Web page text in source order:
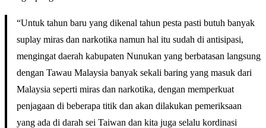
“Untuk tahun baru yang dikenal tahun pesta pasti butuh banyak
suplay miras dan narkotika namun hal itu sudah di antisipasi,
mengingat daerah kabupaten Nunukan yang berbatasan langsung
dengan Tawau Malaysia banyak sekali baring yang masuk dari
Malaysia seperti miras dan narkotika, dengan memperkuat
penjagaan di beberapa titik dan akan dilakukan pemeriksaan
yang ada di darah sei Taiwan dan kita juga selalu kordinasi